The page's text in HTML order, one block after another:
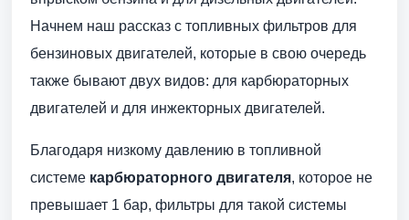
Начнем наш рассказ с топливных фильтров для
бензиновых двигателей, которые в свою очередь
также бывают двух видов: для карбюраторных
двигателей и для инжекторных двигателей.
Благодаря низкому давлению в топливной
системе карбюраторного двигателя, которое не
превышает 1 бар, фильтры для такой системы